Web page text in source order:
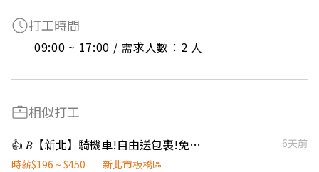
打工時間
09:00 ~ 17:00 / 需求人數：2 人
相似打工
👍 𝐵【新北】騎機車!自由送包裹!免經驗!快速上工!隨時上工!
6天前
時薪$196 ~ $450
新北市板橋區